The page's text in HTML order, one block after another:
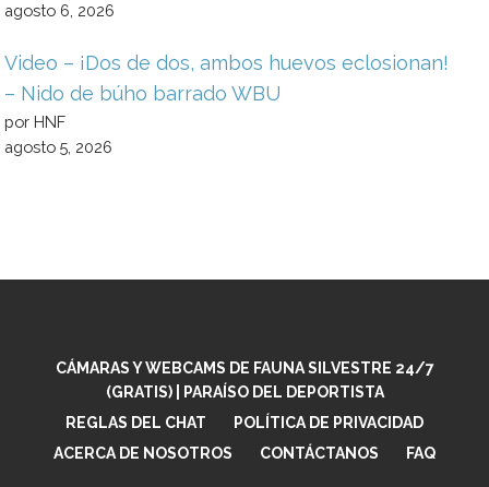
agosto 6, 2026
Video – ¡Dos de dos, ambos huevos eclosionan!
– Nido de búho barrado WBU
por HNF
agosto 5, 2026
CÁMARAS Y WEBCAMS DE FAUNA SILVESTRE 24/7
(GRATIS) | PARAÍSO DEL DEPORTISTA
REGLAS DEL CHAT
POLÍTICA DE PRIVACIDAD
ACERCA DE NOSOTROS
CONTÁCTANOS FAQ